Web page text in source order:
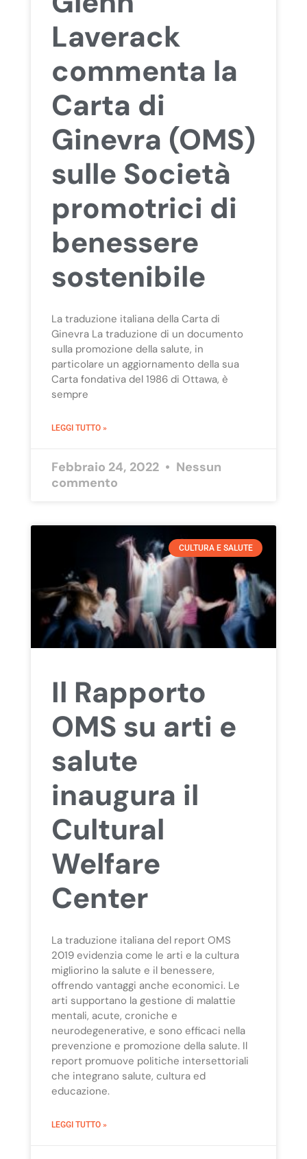
Laverack
commenta la
Carta di
Ginevra (OMS)
sulle Società
promotrici di
benessere
sostenibile
La traduzione italiana della Carta di
Ginevra La traduzione di un documento
sulla promozione della salute, in
particolare un aggiornamento della sua
Carta fondativa del 1986 di Ottawa, è
sempre
LEGGI TUTTO »
Febbraio 24, 2022
Nessun
commento
CULTURA E SALUTE
Il Rapporto
OMS su arti e
salute
inaugura il
Cultural
Welfare
Center
La traduzione italiana del report OMS
2019 evidenzia come le arti e la cultura
migliorino la salute e il benessere,
offrendo vantaggi anche economici. Le
arti supportano la gestione di malattie
mentali, acute, croniche e
neurodegenerative, e sono efficaci nella
prevenzione e promozione della salute. Il
report promuove politiche intersettoriali
che integrano salute, cultura ed
educazione.
LEGGI TUTTO »